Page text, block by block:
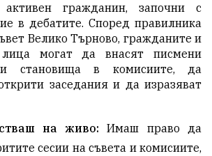
гражданин, започни с
в дебатите. Според правилника
Велико Търново, гражданите и
лица могат да внасят писмени
становища в комисиите, да
заседания и да изразяват
на живо: Имаш право да
сесии на съвета и комисиите,